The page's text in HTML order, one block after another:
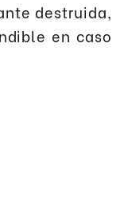
destruida,
en caso